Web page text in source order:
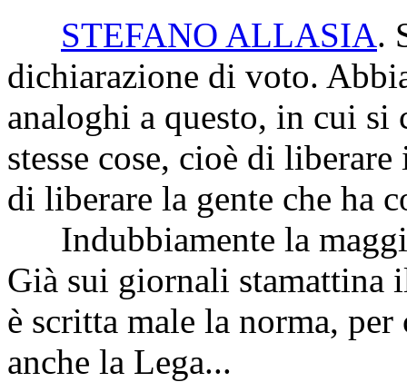
STEFANO ALLASIA.
dichiarazione di voto.
analoghi a questo, in cui si
stesse cose, cioè di
di liberare la gente che ha
Indubbiamente la
Già sui giornali stamattina
è scritta male la norma,
anche la Lega...